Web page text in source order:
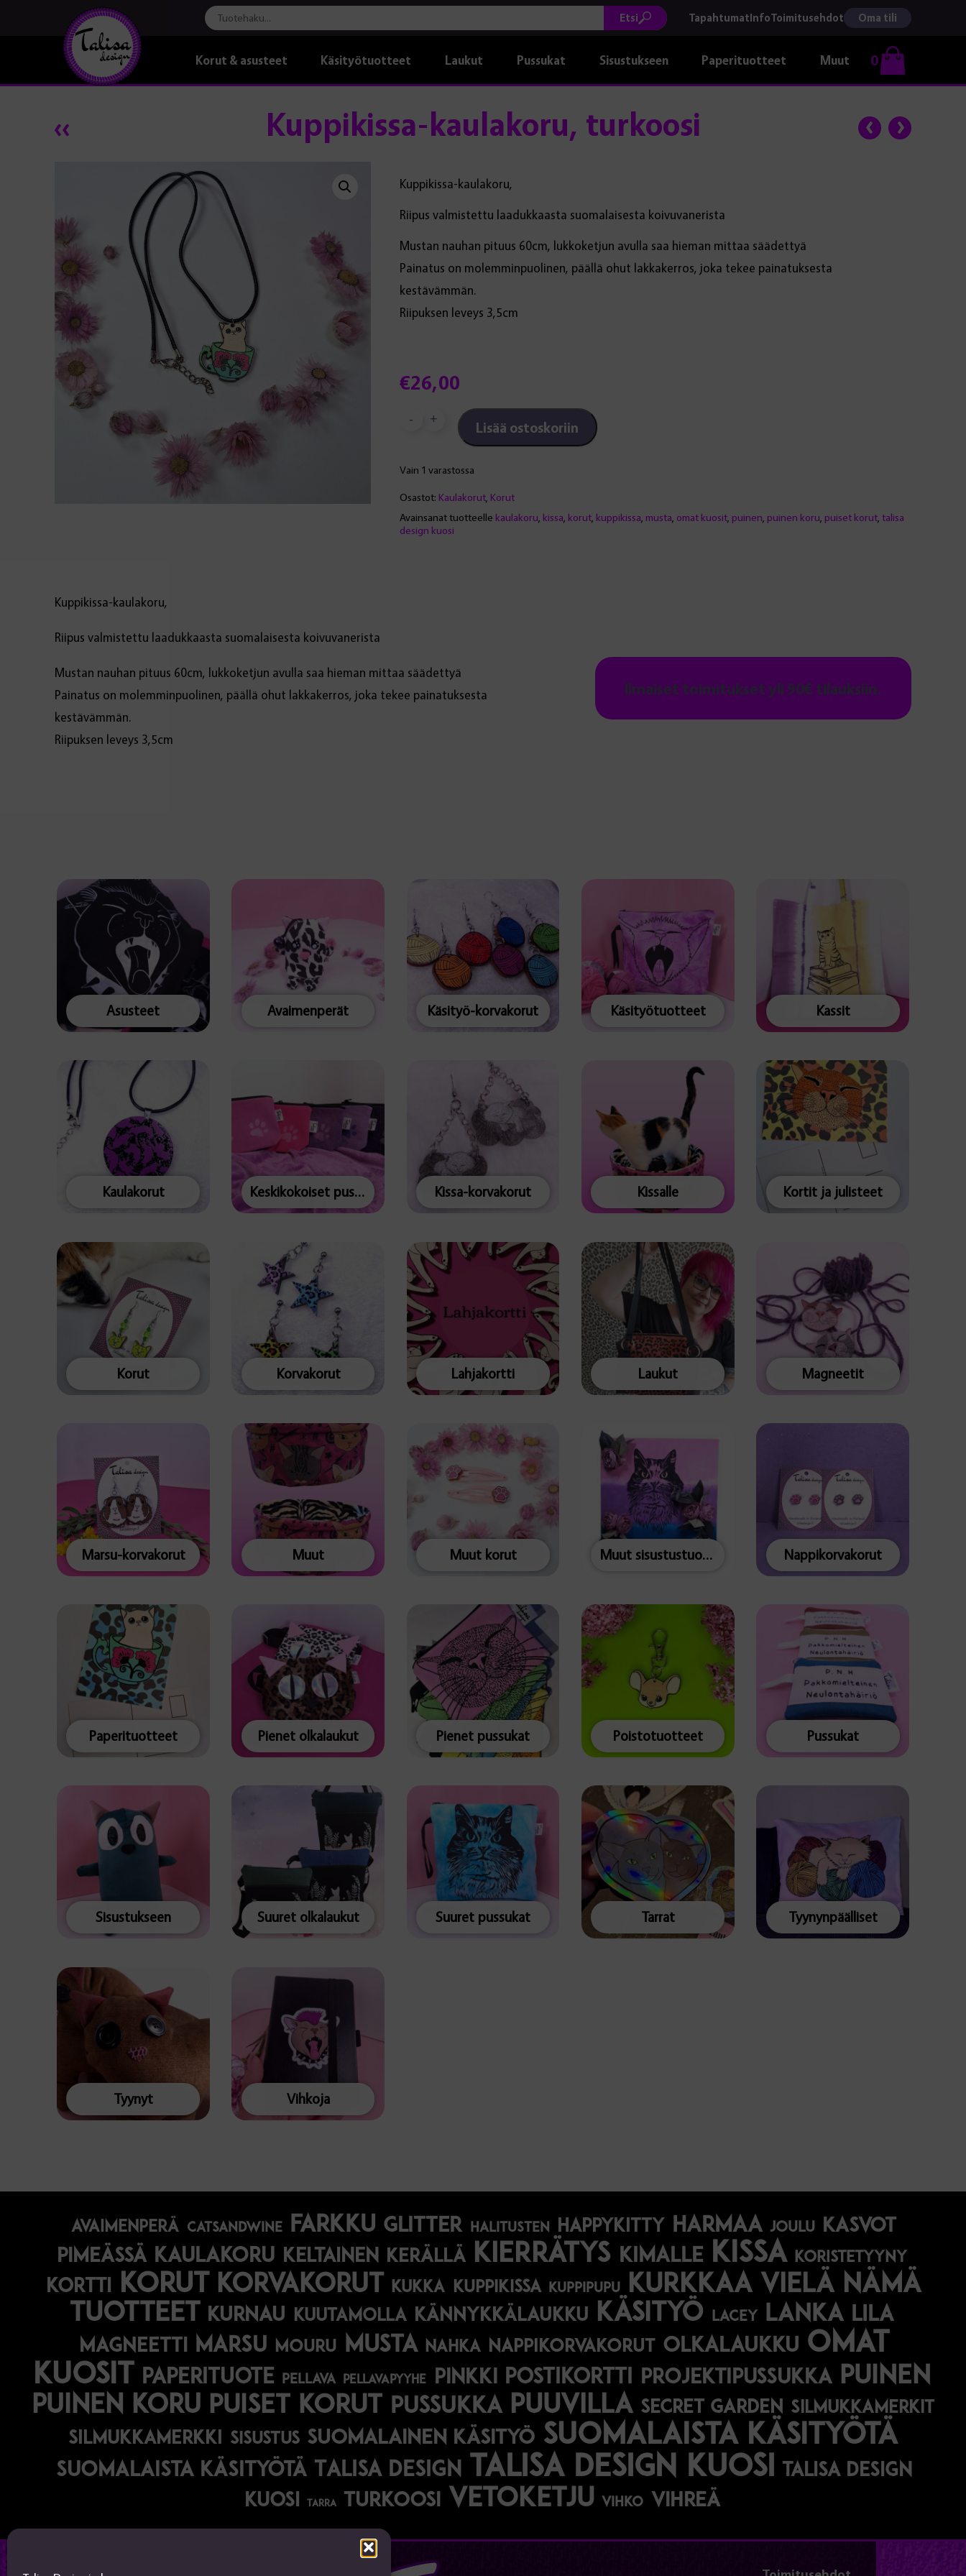
Etsi TapahtumatInfoToimitusehdot Oma tili
Korut & asusteet Käsityötuotteet Laukut Pussukat Sisustukseen Paperituotteet Muut 0
Kuppikissa-kaulakoru, turkoosi
€26,00
Kuppikissa-kaulakoru,
Riipus valmistettu laadukkaasta suomalaisesta koivuvanerista
Mustan nauhan pituus 60cm, lukkoketjun avulla saa hieman mittaa säädettyä
Painatus on molemminpuolinen, päällä ohut lakkakerros, joka tekee painatuksesta
kestävämmän.
Riipuksen leveys 3,5cm
Vain 1 varastossa
-
Kuppikissa-
turkoosi
+ Lisää ostoskoriin
Osastot: Kaulakorut, Korut
Avainsanat tuotteelle kaulakoru, kissa, korut, kuppikissa, musta, omat kuosit, puinen, puinen koru, puiset korut, talisa
design kuosi
Kuppikissa-kaulakoru,
Riipus valmistettu laadukkaasta suomalaisesta koivuvanerista
Mustan nauhan pituus 60cm, lukkoketjun avulla saa hieman mittaa säädettyä
Painatus on molemminpuolinen, päällä ohut lakkakerros, joka tekee painatuksesta
kestävämmän.
Riipuksen leveys 3,5cm
Ilmaiset toimitukset yli 90€ tilauksiin.
Asusteet Avaimenperät Käsityö-korvakorut Käsityötuotteet Kassit
Kaulakorut Keskikokoiset pussukat Kissa-korvakorut Kissalle Kortit ja julisteet
Korut Korvakorut Lahjakortti Laukut Magneetit
Marsu-korvakorut Muut Muut korut Muut sisustustuotteet Nappikorvakorut
Paperituotteet Pienet olkalaukut Pienet pussukat Poistotuotteet Pussukat
Sisustukseen Suuret olkalaukut Suuret pussukat Tarrat Tyynynpäälliset
Tyynyt Vihkoja
avaimenperä catsandwine farkku glitter halitusten happykitty harmaa joulu
Kasvot
pimeässä kaulakoru keltainen kerällä kierrätys kimalle kissa koristetyyny
kortti korut korvakorut kukka kuppikissa kuppipupu
Kurkkaa vielä nämä
tuotteet kurnau kuutamolla kännykkälaukku käsityö lacey lanka lila
magneetti marsu mouru musta nahka nappikorvakorut olkalaukku omat
kuosit
paperituote pellava pellavapyyhe pinkki postikortti projektipussukka puinen
puinen koru puiset korut pussukka puuvilla secret garden silmukkamerkit
silmukkamerkki sisustus suomalainen käsityö suomalaista käsityötä
suomalaista käsityötä Talisa Design talisa design kuosi
talisa design
kuosi
tarra turkoosi vetoketju vihko vihreä